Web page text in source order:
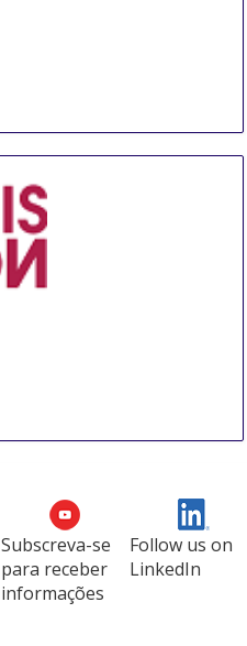
Subscreva-se
para receber
informações
Follow us on
LinkedIn